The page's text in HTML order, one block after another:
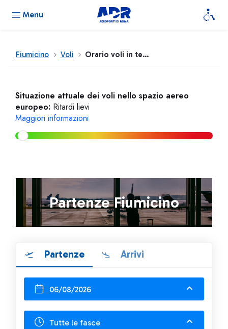
Menu
Fiumicino Voli Orario voli in tempo reale
Situazione attuale dei voli nello spazio aereo
europeo: Ritardi lievi
Maggiori informazioni
Partenze Fiumicino
Partenze Arrivi
06/08/2026
Tutte le fasce